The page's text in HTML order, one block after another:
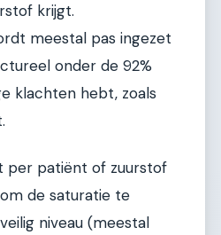
krijgt.
meestal pas ingezet
onder de 92%
klachten hebt, zoals
per patiënt of zuurstof
de saturatie te
niveau (meestal